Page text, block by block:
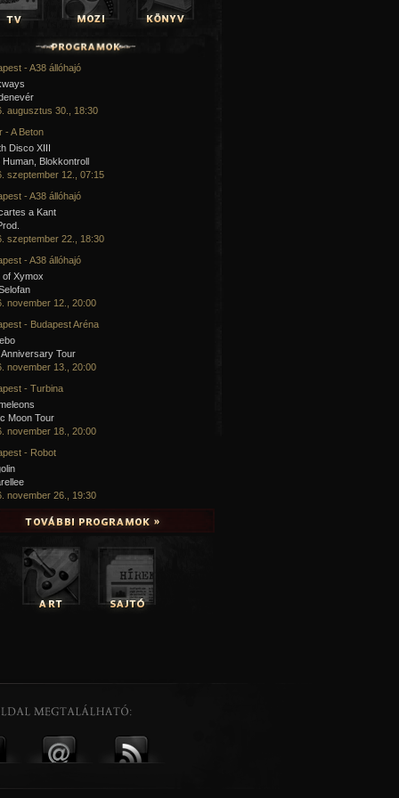
- A38 állóhajó
augusztus 30., 18:30
- A Beton
Disco XIII
Human, Blokkontroll
szeptember 12., 07:15
- A38 állóhajó
a Kant
szeptember 22., 18:30
- A38 állóhajó
of Xymox
november 12., 20:00
- Budapest Aréna
Anniversary Tour
november 13., 20:00
- Turbina
Moon Tour
november 18., 20:00
- Robot
november 26., 19:30